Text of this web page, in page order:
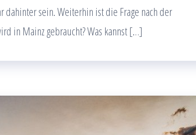
dahinter sein. Weiterhin ist die Frage nach der
in Mainz gebraucht? Was kannst […]